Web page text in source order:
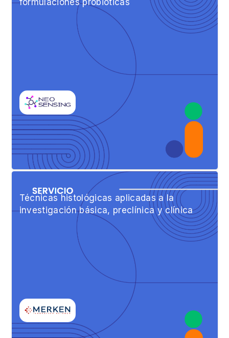
Técnicas histológicas aplicadas a la
investigación básica, preclínica y clínica